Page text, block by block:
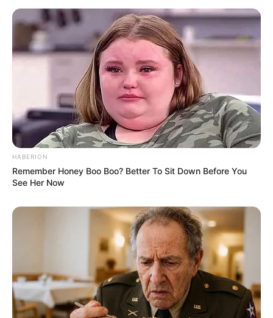
Langka Banget! 10 Pose Lucu
Katak yang Bikin Ketawa
Gemes
Ambyar! 10 Kalimat Baper
Pakai Bahasa Jawa Ini Bikin
Galau Abis
HABERION
Remember Honey Boo Boo? Better To Sit Down Before You
See Her Now